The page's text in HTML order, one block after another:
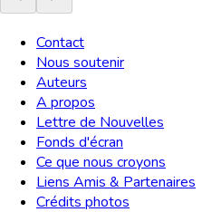
Contact
Nous soutenir
Auteurs
A propos
Lettre de Nouvelles
Fonds d'écran
Ce que nous croyons
Liens Amis & Partenaires
Crédits photos